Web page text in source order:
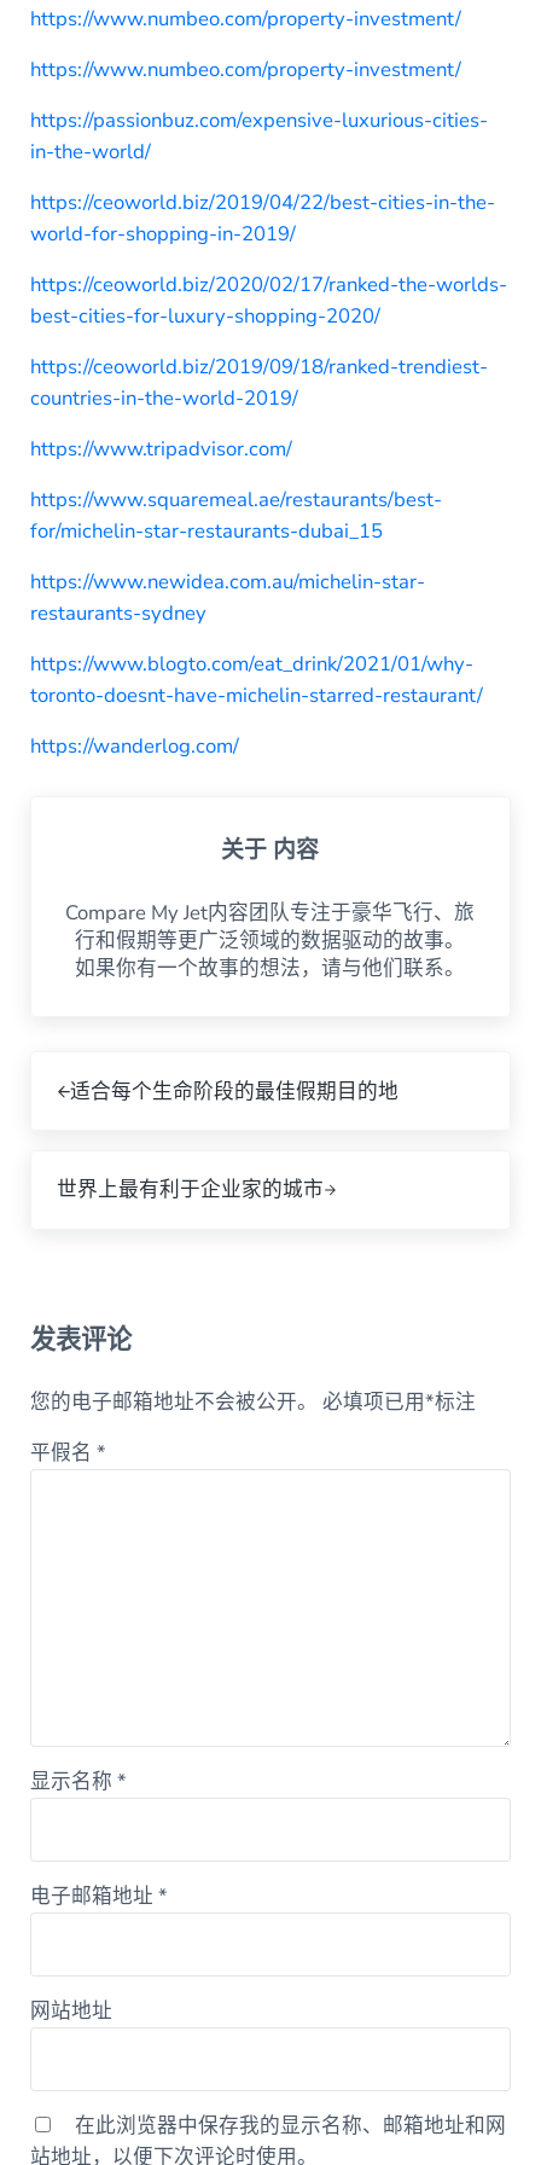
https://www.numbeo.com/property-investment/
https://www.numbeo.com/property-investment/
https://passionbuz.com/expensive-luxurious-cities-
in-the-world/
https://ceoworld.biz/2019/04/22/best-cities-in-the-
world-for-shopping-in-2019/
https://ceoworld.biz/2020/02/17/ranked-the-worlds-
best-cities-for-luxury-shopping-2020/
https://ceoworld.biz/2019/09/18/ranked-trendiest-
countries-in-the-world-2019/
https://www.tripadvisor.com/
https://www.squaremeal.ae/restaurants/best-
for/michelin-star-restaurants-dubai_15
https://www.newidea.com.au/michelin-star-
restaurants-sydney
https://www.blogto.com/eat_drink/2021/01/why-
toronto-doesnt-have-michelin-starred-restaurant/
https://wanderlog.com/
关于 内容
Compare My Jet内容团队专注于豪华飞行、旅
行和假期等更广泛领域的数据驱动的故事。
如果你有一个故事的想法，请与他们联系。
适合每个生命阶段的最佳假期目的地
世界上最有利于企业家的城市
发表评论
您的电子邮箱地址不会被公开。 必填项已用*标注
平假名 *
显示名称 *
电子邮箱地址 *
网站地址
在此浏览器中保存我的显示名称、邮箱地址和网
站地址，以便下次评论时使用。